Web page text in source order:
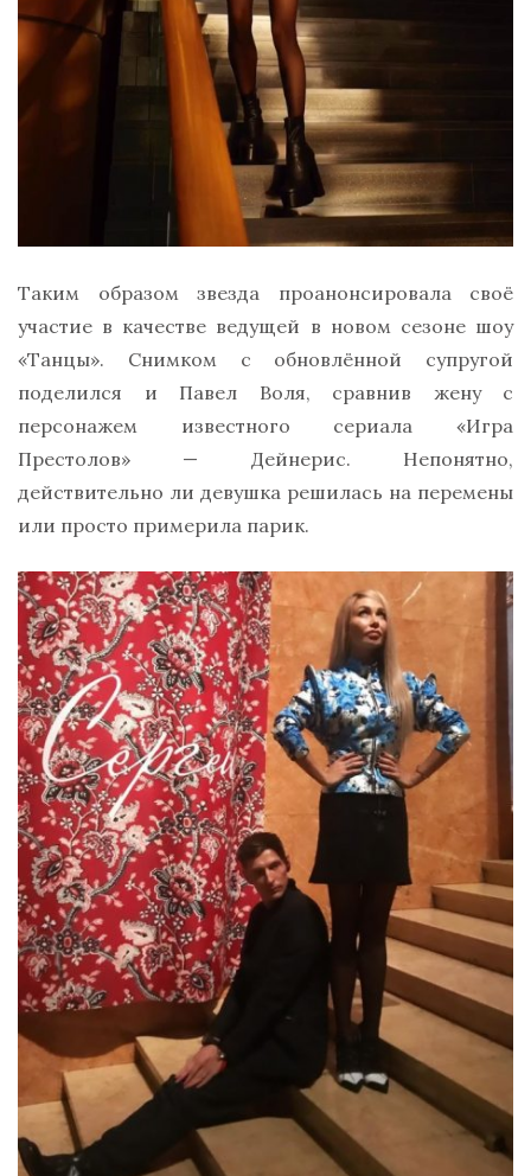
Таким образом звезда проанонсировала своё
участие в качестве ведущей в новом сезоне шоу
«Танцы». Снимком с обновлённой супругой
поделился и Павел Воля, сравнив жену с
персонажем известного сериала «Игра
Престолов» — Дейнерис. Непонятно,
действительно ли девушка решилась на перемены
или просто примерила парик.